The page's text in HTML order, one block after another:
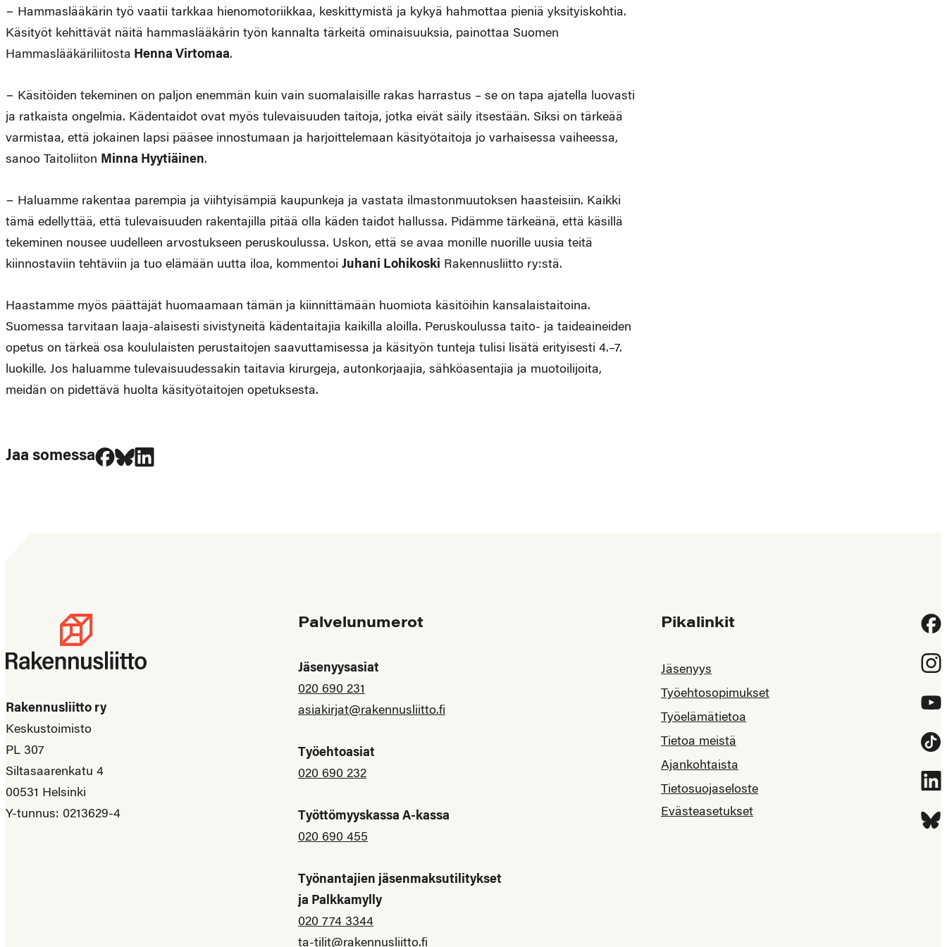
− Hammaslääkärin työ vaatii tarkkaa hienomotoriikkaa, keskittymistä ja kykyä hahmottaa pieniä yksityiskohtia.
Käsityöt kehittävät näitä hammaslääkärin työn kannalta tärkeitä ominaisuuksia, painottaa Suomen
Hammaslääkäriliitosta Henna Virtomaa.
− Käsitöiden tekeminen on paljon enemmän kuin vain suomalaisille rakas harrastus – se on tapa ajatella luovasti
ja ratkaista ongelmia. Kädentaidot ovat myös tulevaisuuden taitoja, jotka eivät säily itsestään. Siksi on tärkeää
varmistaa, että jokainen lapsi pääsee innostumaan ja harjoittelemaan käsityötaitoja jo varhaisessa vaiheessa,
sanoo Taitoliiton Minna Hyytiäinen.
− Haluamme rakentaa parempia ja viihtyisämpiä kaupunkeja ja vastata ilmastonmuutoksen haasteisiin. Kaikki
tämä edellyttää, että tulevaisuuden rakentajilla pitää olla käden taidot hallussa. Pidämme tärkeänä, että käsillä
tekeminen nousee uudelleen arvostukseen peruskoulussa. Uskon, että se avaa monille nuorille uusia teitä
kiinnostaviin tehtäviin ja tuo elämään uutta iloa, kommentoi Juhani Lohikoski Rakennusliitto ry:stä.
Haastamme myös päättäjät huomaamaan tämän ja kiinnittämään huomiota käsitöihin kansalaistaitoina.
Suomessa tarvitaan laaja-alaisesti sivistyneitä kädentaitajia kaikilla aloilla. Peruskoulussa taito- ja taideaineiden
opetus on tärkeä osa koululaisten perustaitojen saavuttamisessa ja käsityön tunteja tulisi lisätä erityisesti 4.–7.
luokille. Jos haluamme tulevaisuudessakin taitavia kirurgeja, autonkorjaajia, sähköasentajia ja muotoilijoita,
meidän on pidettävä huolta käsityötaitojen opetuksesta.
Jaa somessa
Jaa Facebookissa
Jaa Blueskyssa
Jaa LinkedIn:ssä
Rakennusliitto ry
Keskustoimisto
PL 307
Siltasaarenkatu 4
00531 Helsinki
Y-tunnus: 0213629-4
Palvelunumerot
Jäsenyysasiat
020 690 231
asiakirjat@rakennusliitto.fi
Työehtoasiat
020 690 232
Työttömyyskassa A-kassa
020 690 455
Työnantajien jäsenmaksutilitykset
ja Palkkamylly
020 774 3344
ta-tilit@rakennusliitto.fi
Pikalinkit
Jäsenyys
Työehtosopimukset
Työelämätietoa
Tietoa meistä
Ajankohtaista
Tietosuojaseloste
Evästeasetukset